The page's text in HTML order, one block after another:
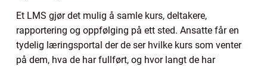
Et LMS gjør det mulig å samle kurs, deltakere,
rapportering og oppfølging på ett sted. Ansatte får en
tydelig læringsportal der de ser hvilke kurs som venter
på dem, hva de har fullført, og hvor langt de har